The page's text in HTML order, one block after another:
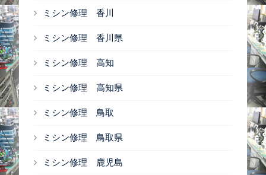
ミシン修理 香川
ミシン修理 香川県
ミシン修理 高知
ミシン修理 高知県
ミシン修理 鳥取
ミシン修理 鳥取県
ミシン修理 鹿児島